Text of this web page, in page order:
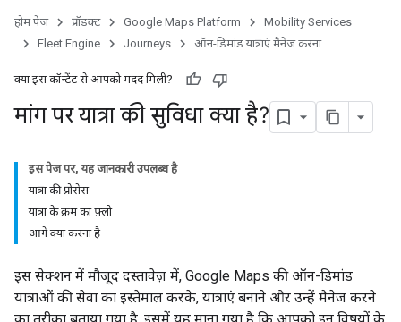
होम पेज प्रॉडक्ट Google Maps Platform
Mobility Services
Fleet Engine
Journeys ऑन-डिमांड यात्राएं मैनेज करना
क्या इस कॉन्टेंट से आपको मदद मिली?
मांग पर यात्रा की सुविधा क्या है?
इस पेज पर, यह जानकारी उपलब्ध है
यात्रा की प्रोसेस
यात्रा के क्रम का फ़्लो
आगे क्या करना है
इस सेक्शन में मौजूद दस्तावेज़ में, Google Maps की ऑन-डिमांड
यात्राओं की सेवा का इस्तेमाल करके, यात्राएं बनाने और उन्हें मैनेज करने